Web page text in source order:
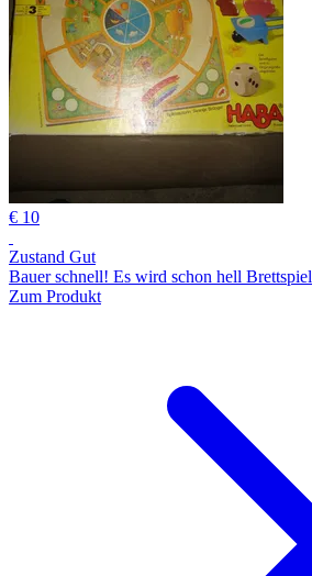
€ 10
Zustand Gut
Bauer schnell! Es wird schon hell Brettspiel
Zum Produkt